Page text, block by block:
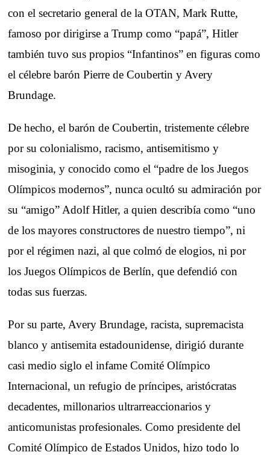
con el secretario general de la OTAN, Mark Rutte,
famoso por dirigirse a Trump como “papá”, Hitler
también tuvo sus propios “Infantinos” en figuras como
el célebre barón Pierre de Coubertin y Avery
Brundage.
De hecho, el barón de Coubertin, tristemente célebre
por su colonialismo, racismo, antisemitismo y
misoginia, y conocido como el “padre de los Juegos
Olímpicos modernos”, nunca ocultó su admiración por
su “amigo” Adolf Hitler, a quien describía como “uno
de los mayores constructores de nuestro tiempo”, ni
por el régimen nazi, al que colmó de elogios, ni por
los Juegos Olímpicos de Berlín, que defendió con
todas sus fuerzas.
Por su parte, Avery Brundage, racista, supremacista
blanco y antisemita estadounidense, dirigió durante
casi medio siglo el infame Comité Olímpico
Internacional, un refugio de príncipes, aristócratas
decadentes, millonarios ultrarreaccionarios y
anticomunistas profesionales. Como presidente del
Comité Olímpico de Estados Unidos, hizo todo lo